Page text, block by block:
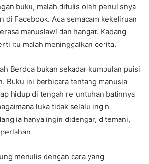
buku, malah ditulis oleh penulisnya
di Facebook. Ada semacam kekeliruan
manusiawi dan hangat. Kadang
itu malah meninggalkan cerita.
Berdoa bukan sekadar kumpulan puisi
Buku ini berbicara tentang manusia
hidup di tengah reruntuhan batinnya
luka tidak selalu ingin
ia hanya ingin didengar, ditemani,
menulis dengan cara yang